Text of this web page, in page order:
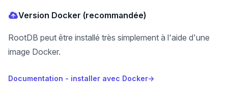
Version Docker (recommandée)
RootDB peut être installé très simplement à l'aide d'une
image Docker.
Documentation - installer avec Docker→